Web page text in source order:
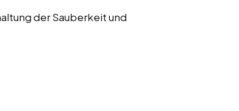
der Sauberkeit und